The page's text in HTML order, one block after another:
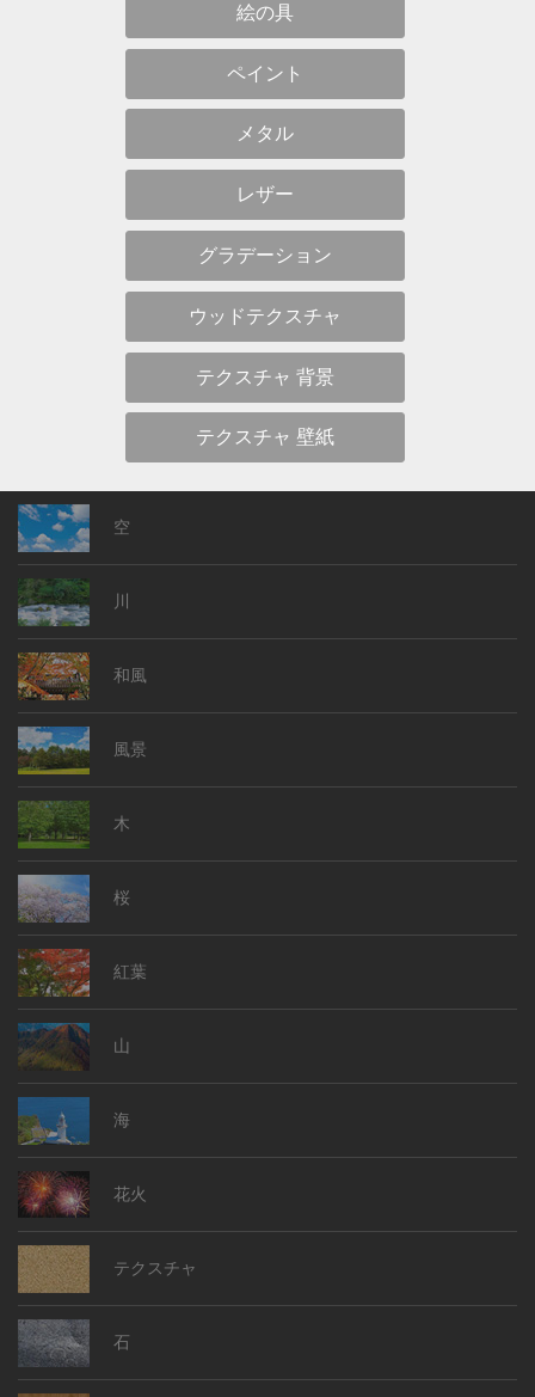
絵の具
ペイント
メタル
レザー
グラデーション
ウッドテクスチャ
テクスチャ 背景
テクスチャ 壁紙
空
川
和風
風景
木
桜
紅葉
山
海
花火
テクスチャ
石